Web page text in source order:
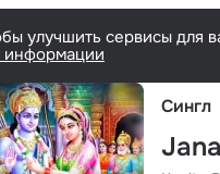
улучшить сервисы для
Сингл